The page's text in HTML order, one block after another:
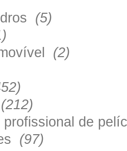
(5)
(2)
(212)
profissional de
(97)